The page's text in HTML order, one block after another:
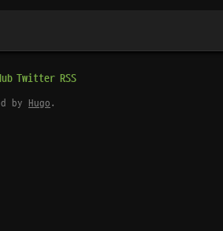
Twitter RSS
by Hugo .